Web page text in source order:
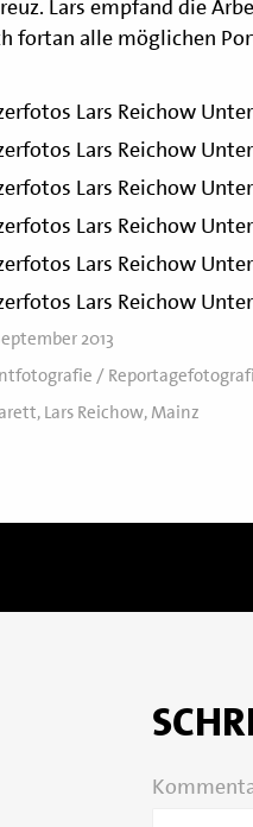
Lars empfand die
fortan alle möglichen
2013
/
, Lars Reichow, Mainz